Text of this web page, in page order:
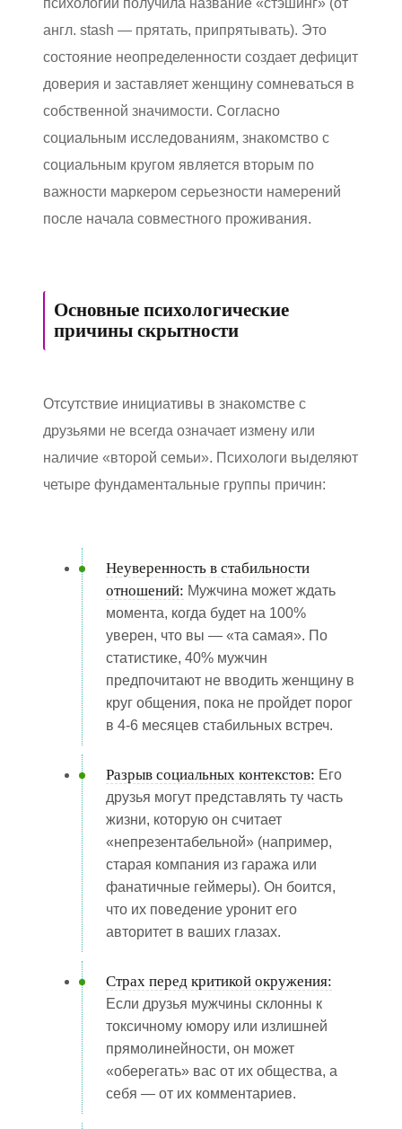
психологии получила название «стэшинг» (от
англ. stash — прятать, припрятывать). Это
состояние неопределенности создает дефицит
доверия и заставляет женщину сомневаться в
собственной значимости. Согласно
социальным исследованиям, знакомство с
социальным кругом является вторым по
важности маркером серьезности намерений
после начала совместного проживания.
Основные психологические
причины скрытности
Отсутствие инициативы в знакомстве с
друзьями не всегда означает измену или
наличие «второй семьи». Психологи выделяют
четыре фундаментальные группы причин:
Неуверенность в стабильности
отношений: Мужчина может ждать
момента, когда будет на 100%
уверен, что вы — «та самая». По
статистике, 40% мужчин
предпочитают не вводить женщину в
круг общения, пока не пройдет порог
в 4-6 месяцев стабильных встреч.
Разрыв социальных контекстов: Его
друзья могут представлять ту часть
жизни, которую он считает
«непрезентабельной» (например,
старая компания из гаража или
фанатичные геймеры). Он боится,
что их поведение уронит его
авторитет в ваших глазах.
Страх перед критикой окружения:
Если друзья мужчины склонны к
токсичному юмору или излишней
прямолинейности, он может
«оберегать» вас от их общества, а
себя — от их комментариев.